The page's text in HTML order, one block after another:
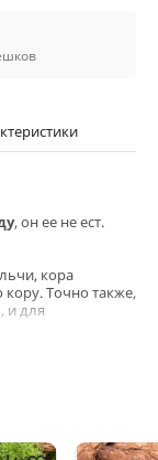
, он ее не ест.
кора
Точно также,
и для
из коры
могут